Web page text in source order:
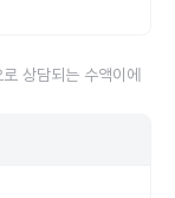
상담되는 수액이에